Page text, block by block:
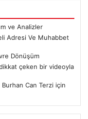
ve Analizler
Adresi Ve Muhabbet
Dönüşüm
çeken bir videoyla
Can Terzi için